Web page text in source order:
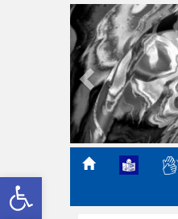
Open toolbar
Previous